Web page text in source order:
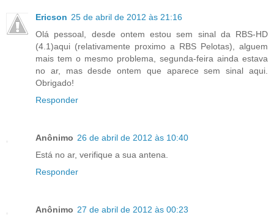
Ericson 25 de abril de 2012 às 21:16
Olá pessoal, desde ontem estou sem sinal da RBS-HD
(4.1)aqui (relativamente proximo a RBS Pelotas), alguem
mais tem o mesmo problema, segunda-feira ainda estava
no ar, mas desde ontem que aparece sem sinal aqui.
Obrigado!
Responder
Anônimo 26 de abril de 2012 às 10:40
Está no ar, verifique a sua antena.
Responder
Anônimo 27 de abril de 2012 às 00:23